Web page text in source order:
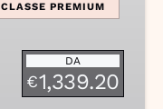
CLASSE PREMIUM
DA
€1,339.20